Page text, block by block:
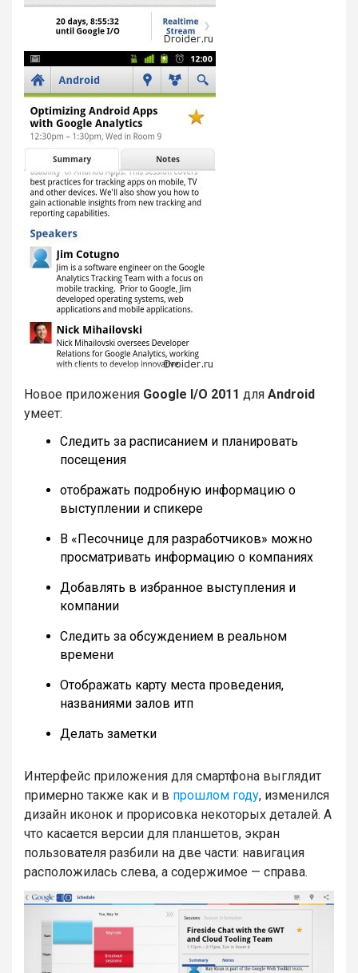
Новое приложения Google I/О 2011 для Android
умеет:
Следить за расписанием и планировать
посещения
отображать подробную информацию о
выступлении и спикере
В «Песочнице для разработчиков» можно
просматривать информацию о компаниях
Добавлять в избранное выступления и
компании
Следить за обсуждением в реальном
времени
Отображать карту места проведения,
названиями залов итп
Делать заметки
Интерфейс приложения для смартфона выглядит
примерно также как и в прошлом году, изменился
дизайн иконок и прорисовка некоторых деталей. А
что касается версии для планшетов, экран
пользователя разбили на две части: навигация
расположилась слева, а содержимое — справа.